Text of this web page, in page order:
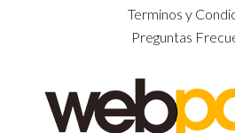
Terminos y
Preguntas